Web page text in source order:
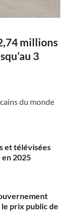
millions
3
du monde
et télévisées
2025
prix public de